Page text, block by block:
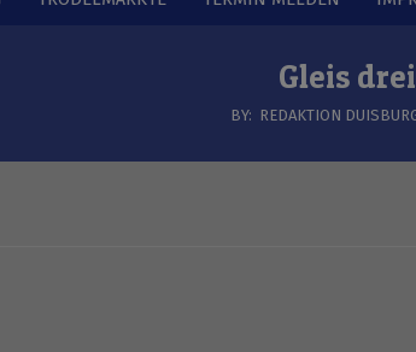
Gleis
BY: REDAKTION